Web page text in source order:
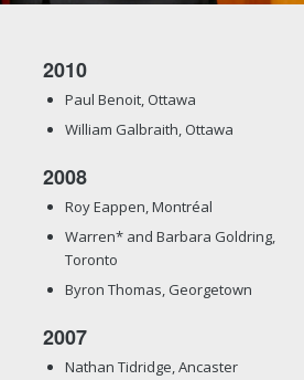
2010
Paul Benoit, Ottawa
William Galbraith, Ottawa
2008
Roy Eappen, Montréal
Warren* and Barbara Goldring,
Toronto
Byron Thomas, Georgetown
2007
Nathan Tidridge, Ancaster